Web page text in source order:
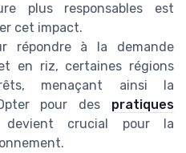
plus responsables est
cet impact.
répondre à la demande
en riz, certaines régions
menaçant ainsi la
pour des pratiques
devient crucial pour la